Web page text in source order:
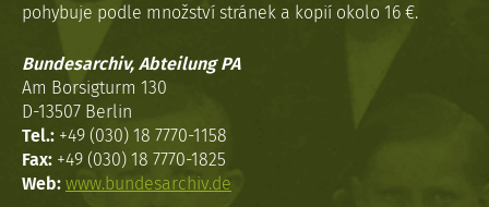
pohybuje podle množství stránek a kopií okolo 16 €.
Bundesarchiv, Abteilung PA
Am Borsigturm 130
D-13507 Berlin
Tel.: +49 (030) 18 7770-1158
Fax: +49 (030) 18 7770-1825
Web: www.bundesarchiv.de